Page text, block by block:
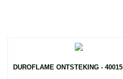
DUROFLAME ONTSTEKING - 40015